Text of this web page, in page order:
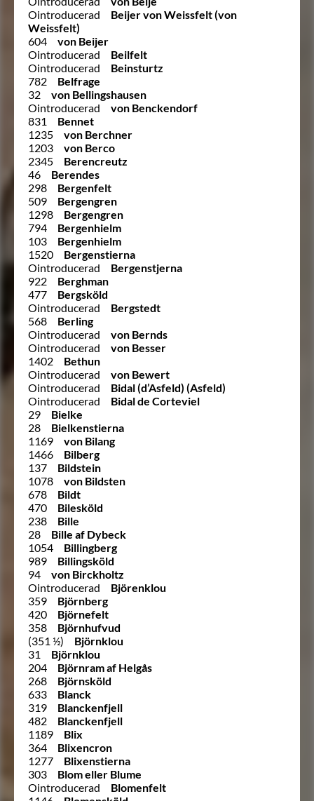
Ointroducerad
Beijer von Weissfelt (von
Weissfelt)
604
von Beijer
Ointroducerad
Beilfelt
Ointroducerad
Beinsturtz
782
Belfrage
32
von Bellingshausen
Ointroducerad
von Benckendorf
831
Bennet
1235
von Berchner
1203
von Berco
2345
Berencreutz
46
Berendes
298
Bergenfelt
509
Bergengren
1298
Bergengren
794
Bergenhielm
103
Bergenhielm
1520
Bergenstierna
Ointroducerad
Bergenstjerna
922
Berghman
477
Bergsköld
Ointroducerad
Bergstedt
568
Berling
Ointroducerad
von Bernds
Ointroducerad
von Besser
1402
Bethun
Ointroducerad
von Bewert
Ointroducerad
Bidal (d’Asfeld) (Asfeld)
Ointroducerad
Bidal de Corteviel
29
Bielke
28
Bielkenstierna
1169
von Bilang
1466
Bilberg
137
Bildstein
1078
von Bildsten
678
Bildt
470
Bilesköld
238
Bille
28
Bille af Dybeck
1054
Billingberg
989
Billingsköld
94
von Birckholtz
Ointroducerad
Björenklou
359
Björnberg
420
Björnefelt
358
Björnhufvud
(351 ½)
Björnklou
31
Björnklou
204
Björnram af Helgås
268
Björnsköld
633
Blanck
319
Blanckenfjell
482
Blanckenfjell
1189
Blix
364
Blixencron
1277
Blixenstierna
303
Blom eller Blume
Ointroducerad
Blomenfelt